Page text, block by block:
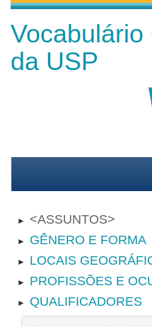
da USP
► ASSUNTOS
► GÊNERO E FORMA
► LOCAIS
► PROFISSÕES E
► QUALIFICADORES